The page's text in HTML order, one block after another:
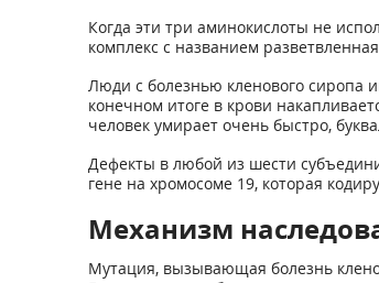
Когда эти три аминокислоты не
комплекс с названием
Люди с болезнью кленового сиропа
конечном итоге в крови
человек умирает очень быстро,
Дефекты в любой из шести
гене на хромосоме 19, которая
Механизм
Мутация, вызывающая болезнь